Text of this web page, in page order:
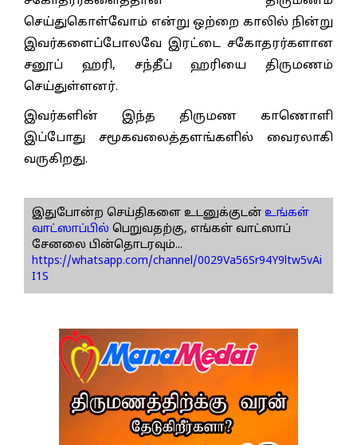
செய்துகொள்வோம் என்று ஒற்றை காலில் நின்று
இவர்களைப்போலவே இரட்டை சகோதரர்களான
சனூப் ஹரி, சந்தீப் ஹரியை திருமணம்
செய்துள்ளனர்.
இவர்களின் இந்த திருமண காணொளி
இப்போது சமூகவலைத்தளங்களில் வைரலாகி
வருகிறது.
இதுபோன்ற செய்திகளை உடனுக்குடன் உங்கள்
வாட்ஸாப்பில் பெறுவதற்கு, எங்கள் வாட்ஸாப்
சேனலை பின்தொடரவும்...
https://whatsapp.com/channel/0029Va56Sr94Y9ltw5vAi
I1S